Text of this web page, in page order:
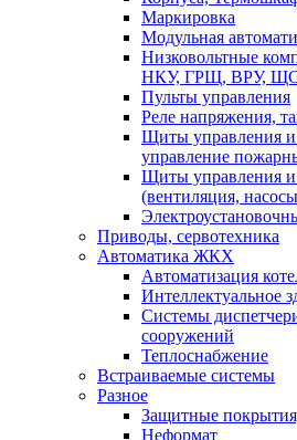
Маркировка
Модульная
Низковольтные
НКУ, ГРЩ, ВРУ,
Пульты управления
Реле напряжения,
Щиты управления и
управление
Щиты управления и
(вентиляция,
Приводы, сервотехника
Автоматика ЖКХ
Автоматизация
Интеллектуальное
Системы
сооружений
Теплоснабжение
Встраиваемые системы
Разное
Защитные
Неформат